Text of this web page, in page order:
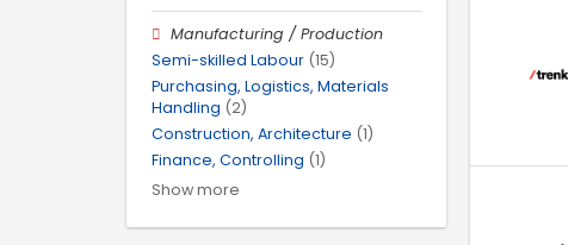
Manufacturing / Production
Semi-skilled Labour (15)
Purchasing, Logistics, Materials
Handling (2)
Construction, Architecture (1)
Finance, Controlling (1)
Show more